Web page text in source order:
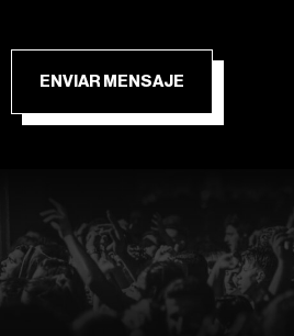
ENVIAR MENSAJE